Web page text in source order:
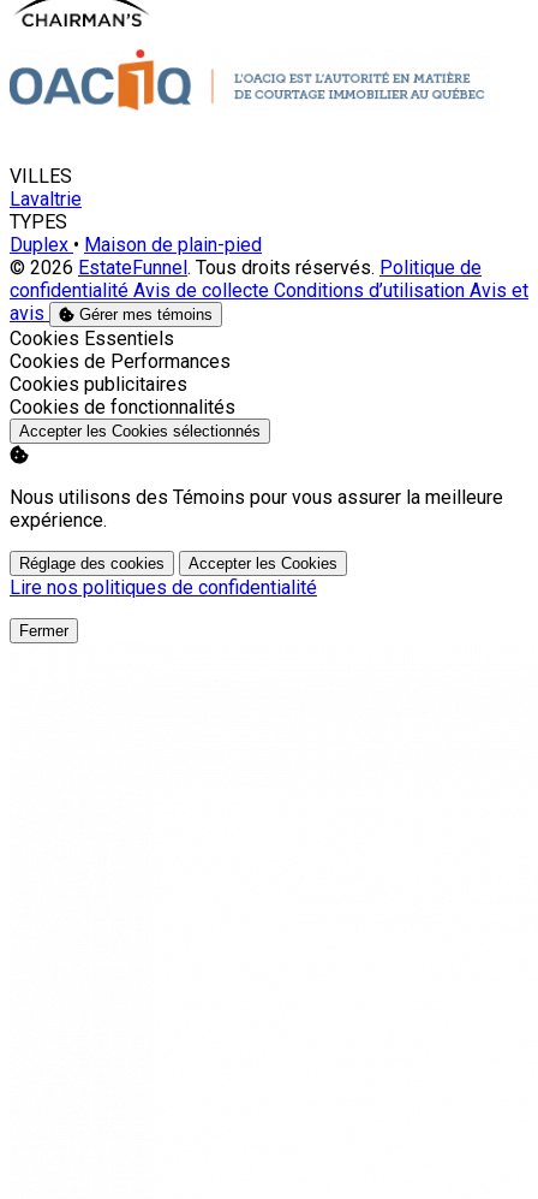
VILLES
Lavaltrie
TYPES
Duplex • Maison de plain-pied
© 2026 EstateFunnel . Tous droits réservés. Politique de
confidentialité Avis de collecte Conditions d’utilisation Avis et
avis
Gérer mes témoins
Activer
Cookies Essentiels
Activer
Cookies de Performances
Activer
Cookies publicitaires
Activer
Cookies de fonctionnalités
Accepter les Cookies sélectionnés
Nous utilisons des Témoins pour vous assurer la meilleure
expérience.
Réglage des cookies Accepter les Cookies
Lire nos politiques de confidentialité
Fermer